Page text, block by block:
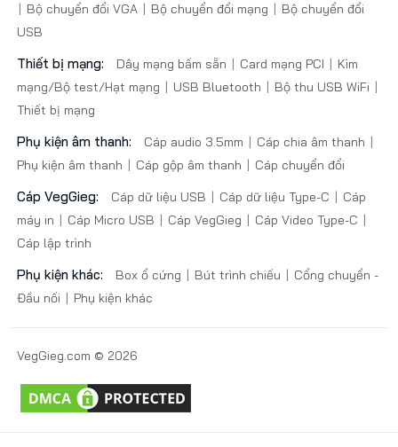
Bộ chuyển đổi VGA
Bộ chuyển đổi mạng
Bộ chuyển đổi
USB
Thiết bị mạng: Dây mạng bấm sẵn Card mạng PCI
Kìm
mạng/Bộ test/Hạt mạng
USB Bluetooth
Bộ thu USB WiFi
Thiết bị mạng
Phụ kiện âm thanh: Cáp audio 3.5mm
Cáp chia âm thanh
Phụ kiện âm thanh
Cáp gộp âm thanh Cáp chuyển đổi
Cáp VegGieg: Cáp dữ liệu USB Cáp dữ liệu Type-C
Cáp
máy in
Cáp Micro USB Cáp VegGieg
Cáp Video Type-C
Cáp lập trình
Phụ kiện khác: Box ổ cứng Bút trình chiếu
Cổng chuyển -
Đầu nối
Phụ kiện khác
VegGieg.com © 2026